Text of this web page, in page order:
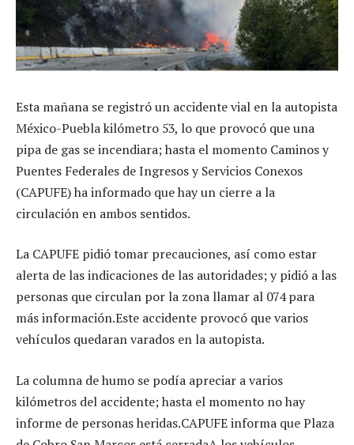
Esta mañana se registró un accidente vial en la autopista
México-Puebla kilómetro 53, lo que provocó que una
pipa de gas se incendiara; hasta el momento Caminos y
Puentes Federales de Ingresos y Servicios Conexos
(CAPUFE) ha informado que hay un cierre a la
circulación en ambos sentidos.
La CAPUFE pidió tomar precauciones, así como estar
alerta de las indicaciones de las autoridades; y pidió a las
personas que circulan por la zona llamar al 074 para
más información.Este accidente provocó que varios
vehículos quedaran varados en la autopista.
La columna de humo se podía apreciar a varios
kilómetros del accidente; hasta el momento no hay
informe de personas heridas.CAPUFE informa que Plaza